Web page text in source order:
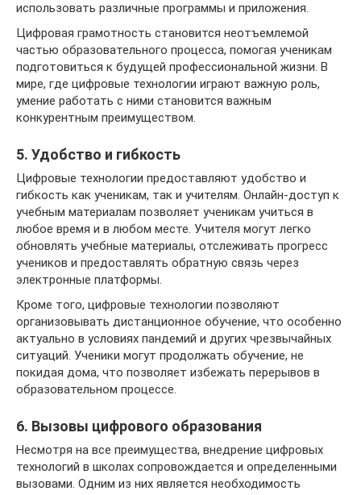
использовать различные программы и приложения.
Цифровая грамотность становится неотъемлемой
частью образовательного процесса, помогая ученикам
подготовиться к будущей профессиональной жизни. В
мире, где цифровые технологии играют важную роль,
умение работать с ними становится важным
конкурентным преимуществом.
5. Удобство и гибкость
Цифровые технологии предоставляют удобство и
гибкость как ученикам, так и учителям. Онлайн-доступ к
учебным материалам позволяет ученикам учиться в
любое время и в любом месте. Учителя могут легко
обновлять учебные материалы, отслеживать прогресс
учеников и предоставлять обратную связь через
электронные платформы.
Кроме того, цифровые технологии позволяют
организовывать дистанционное обучение, что особенно
актуально в условиях пандемий и других чрезвычайных
ситуаций. Ученики могут продолжать обучение, не
покидая дома, что позволяет избежать перерывов в
образовательном процессе.
6. Вызовы цифрового образования
Несмотря на все преимущества, внедрение цифровых
технологий в школах сопровождается и определенными
вызовами. Одним из них является необходимость